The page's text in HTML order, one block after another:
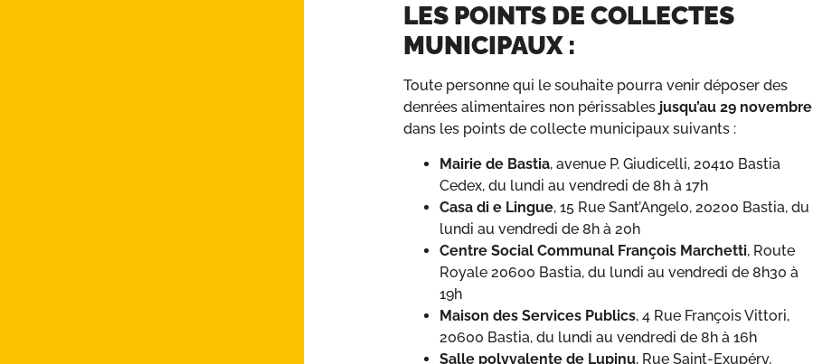
LES POINTS DE COLLECTES
MUNICIPAUX :
Toute personne qui le souhaite pourra venir déposer des
denrées alimentaires non périssables jusqu’au 29 novembre
dans les points de collecte municipaux suivants :
Mairie de Bastia, avenue P. Giudicelli, 20410 Bastia
Cedex, du lundi au vendredi de 8h à 17h
Casa di e Lingue, 15 Rue Sant’Angelo, 20200 Bastia, du
lundi au vendredi de 8h à 20h
Centre Social Communal François Marchetti, Route
Royale 20600 Bastia, du lundi au vendredi de 8h30 à
19h
Maison des Services Publics, 4 Rue François Vittori,
20600 Bastia, du lundi au vendredi de 8h à 16h
Salle polyvalente de Lupinu, Rue Saint-Exupéry,